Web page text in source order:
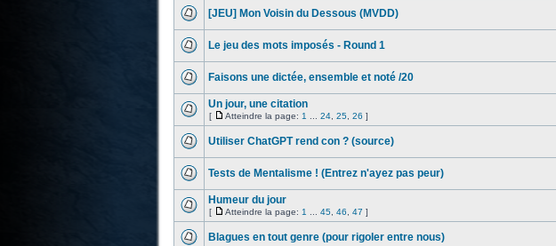
[JEU] Mon Voisin du Dessous (MVDD)
Le jeu des mots imposés - Round 1
Faisons une dictée, ensemble et noté /20
Un jour, une citation
[ Atteindre la page: 1 24, 25, 26 ]
Utiliser ChatGPT rend con ? (source)
Tests de Mentalisme ! (Entrez n'ayez pas peur)
Humeur du jour
[ Atteindre la page: 1 45, 46 47 ]
Blagues en tout genre (pour rigoler entre nous)